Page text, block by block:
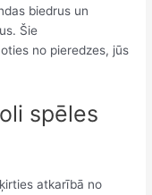
biedrus un
Šie
no pieredzes, jūs
spēles
atkarībā no